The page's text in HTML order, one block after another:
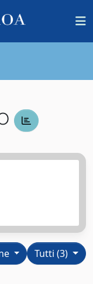
Tutti (3)